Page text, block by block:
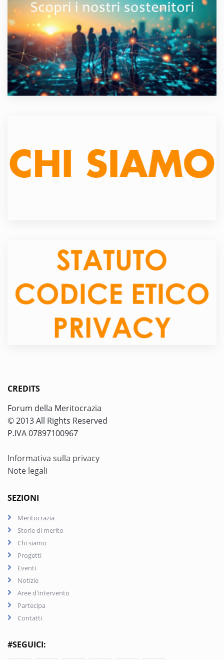
CREDITS
Forum della Meritocrazia
© 2013 All Rights Reserved
P.IVA 07897100967
Informativa sulla privacy
Note legali
SEZIONI
Meritocrazia
Storie di merito
Chi siamo
Progetti
Eventi
Notizie
Aree d'intervento
Partecipa
Contatti
#SEGUICI: